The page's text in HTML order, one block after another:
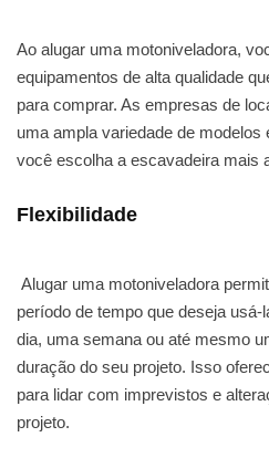
Ao alugar uma motoniveladora,
equipamentos de alta qualidade
para comprar. As empresas de
uma ampla variedade de
você escolha a escavadeira mais
Flexibilidade
Alugar uma motoniveladora
período de tempo que deseja
dia, uma semana ou até mesmo
duração do seu projeto. Isso
para lidar com imprevistos e
projeto.